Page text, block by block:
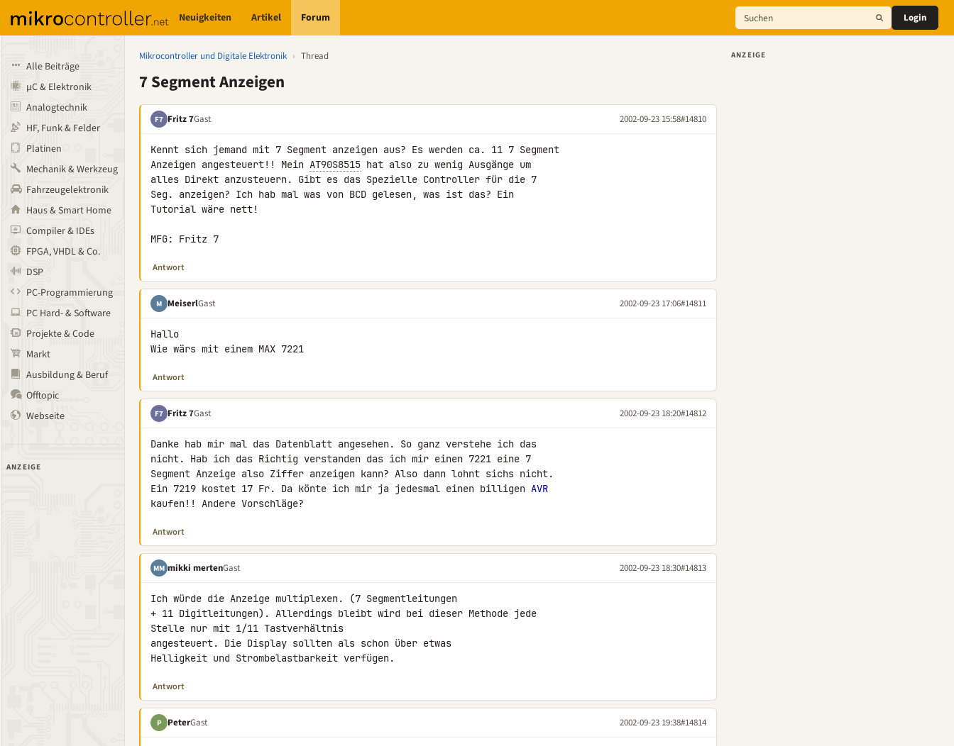
Neuigkeiten Artikel Forum Login
Alle Beiträge
µC & Elektronik
Analogtechnik
HF, Funk & Felder
Platinen
Mechanik & Werkzeug
Fahrzeugelektronik
Haus & Smart Home
Compiler & IDEs
FPGA, VHDL & Co.
DSP
PC-Programmierung
PC Hard- & Software
Projekte & Code
Markt
Ausbildung & Beruf
Offtopic
Webseite
ANZEIGE
Mikrocontroller und Digitale Elektronik › Thread
7 Segment Anzeigen
F7 Fritz 7Gast 2002-09-23 15:58#14810
Kennt sich jemand mit 7 Segment anzeigen aus? Es werden ca. 11 7 Segment
Anzeigen angesteuert!! Mein AT90S8515 hat also zu wenig Ausgänge um
alles Direkt anzusteuern. Gibt es das Spezielle Controller für die 7
Seg. anzeigen? Ich hab mal was von BCD gelesen, was ist das? Ein
Tutorial wäre nett!
MFG: Fritz 7
Antwort
M MeiserlGast 2002-09-23 17:06#14811
Hallo
Wie wärs mit einem MAX 7221
Antwort
F7 Fritz 7Gast 2002-09-23 18:20#14812
Danke hab mir mal das Datenblatt angesehen. So ganz verstehe ich das
nicht. Hab ich das Richtig verstanden das ich mir einen 7221 eine 7
Segment Anzeige also Ziffer anzeigen kann? Also dann lohnt sichs nicht.
Ein 7219 kostet 17 Fr. Da könte ich mir ja jedesmal einen billigen AVR
kaufen!! Andere Vorschläge?
Antwort
MM mikki mertenGast 2002-09-23 18:30#14813
Ich würde die Anzeige multiplexen. (7 Segmentleitungen
+ 11 Digitleitungen). Allerdings bleibt wird bei dieser Methode jede
Stelle nur mit 1/11 Tastverhältnis
angesteuert. Die Display sollten als schon über etwas
Helligkeit und Strombelastbarkeit verfügen.
Antwort
P PeterGast 2002-09-23 19:38#14814
ANZEIGE